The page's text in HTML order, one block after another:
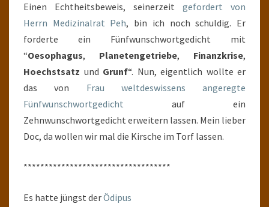
Einen Echtheitsbeweis, seinerzeit gefordert von
Herrn Medizinalrat Peh, bin ich noch schuldig. Er
forderte ein Fünfwunschwortgedicht mit
“Oesophagus, Planetengetriebe, Finanzkrise,
Hoechstsatz und Grunf“. Nun, eigentlich wollte er
das von Frau weltdeswissens angeregte
Fünfwunschwortgedicht auf ein
Zehnwunschwortgedicht erweitern lassen. Mein lieber
Doc, da wollen wir mal die Kirsche im Torf lassen.
***********************************
Es hatte jüngst derÖdipus